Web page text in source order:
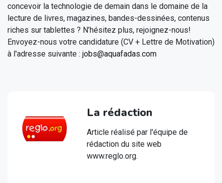
concevoir la technologie de demain dans le domaine de la
lecture de livres, magazines, bandes-dessinées, contenus
riches sur tablettes ? N’hésitez plus, rejoignez-nous!
Envoyez-nous votre candidature (CV + Lettre de Motivation)
à l'adresse suivante : jobs@aquafadas.com
La rédaction
Article réalisé par l'équipe de
rédaction du site web
www.reglo.org.